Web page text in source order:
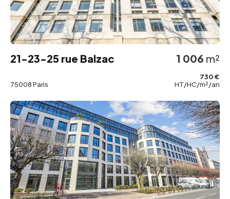
21-23-25 rue Balzac
75008 Paris
1 006 m²
730 €
HT/HC/m²/an